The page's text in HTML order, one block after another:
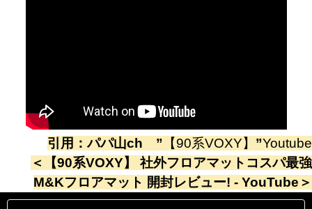
引用：パパ山ch ” 【90系VOXY】 ”Youtube
＜
【90系VOXY】 社外フロアマットコスパ最強
M&Kフロアマット 開封レビュー! - YouTube ＞